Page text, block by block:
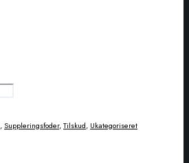
,Suppleringsfoder,Tilskud, Ukategoriseret